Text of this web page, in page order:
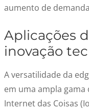
aumento de
Aplicações
inovação
A versatilidade da
em uma ampla gama
Internet das Coisas